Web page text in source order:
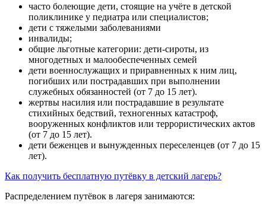
часто болеющие дети, стоящие на учёте в детской
поликлинике у педиатра или специалистов;
дети с тяжелыми заболеваниями
инвалиды;
общие льготные категории: дети-сироты, из
многодетных и малообеспеченных семей
дети военнослужащих и приравненных к ним лиц,
погибших или пострадавших при выполнении
служебных обязанностей (от 7 до 15 лет).
жертвы насилия или пострадавшие в результате
стихийных бедствий, техногенных катастроф,
вооруженных конфликтов или террористических актов
(от 7 до 15 лет).
дети беженцев и вынужденных переселенцев (от 7 до 15
лет).
Как получить бесплатную путёвку в детский лагерь?
Распределением путёвок в лагеря занимаются: